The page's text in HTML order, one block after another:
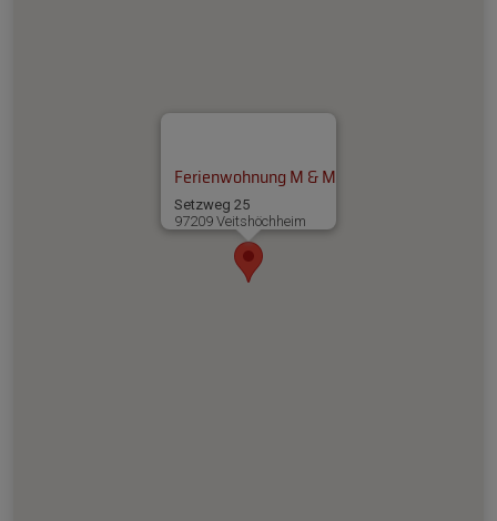
Ferienwohnung M & M
Setzweg 25
97209 Veitshöchheim